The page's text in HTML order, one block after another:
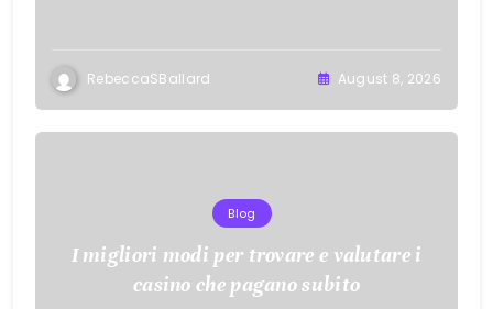
RebeccaSBallard August 8, 2026
Blog
I migliori modi per trovare e valutare i
casino che pagano subito